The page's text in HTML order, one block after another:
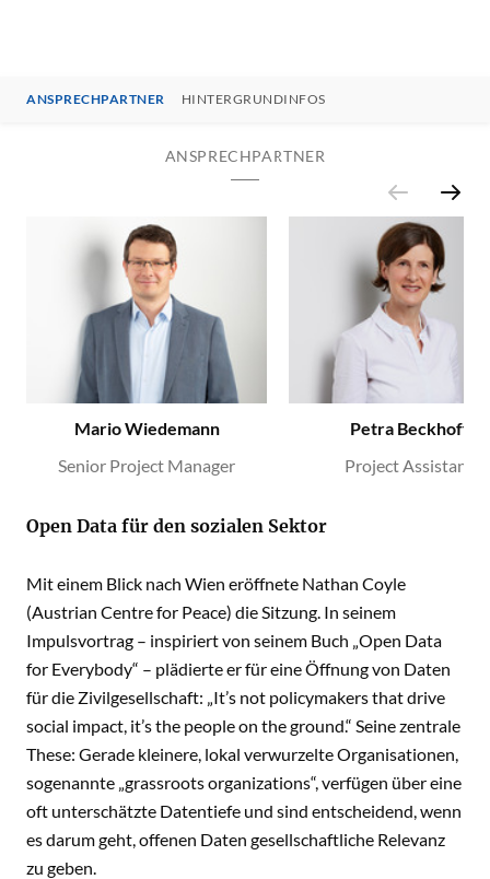
ANSPRECHPARTNER HINTERGRUNDINFOS
ANSPRECHPARTNER
Mario Wiedemann
Senior Project Manager
Petra Beckhoff
Project Assistant
Open Data für den sozialen Sektor
Mit einem Blick nach Wien eröffnete Nathan Coyle
(Austrian Centre for Peace) die Sitzung. In seinem
Impulsvortrag – inspiriert von seinem Buch „Open Data
for Everybody“ – plädierte er für eine Öffnung von Daten
für die Zivilgesellschaft: „It’s not policymakers that drive
social impact, it’s the people on the ground.“ Seine zentrale
These: Gerade kleinere, lokal verwurzelte Organisationen,
sogenannte „grassroots organizations“, verfügen über eine
oft unterschätzte Datentiefe und sind entscheidend, wenn
es darum geht, offenen Daten gesellschaftliche Relevanz
zu geben.